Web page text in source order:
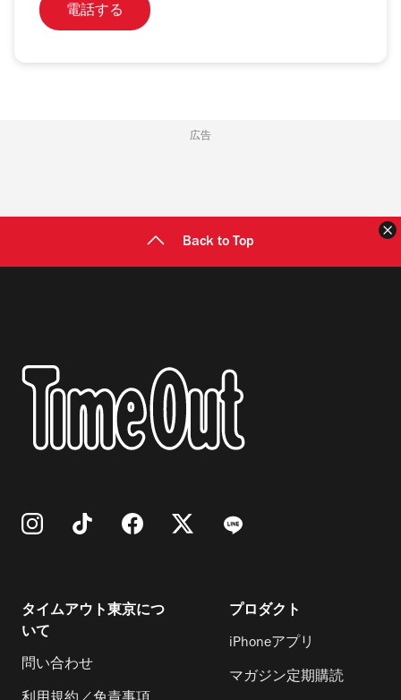
電話する
広告
Back to Top
タイムアウト東京につ
いて
問い合わせ
プロダクト
iPhoneアプリ
マガジン定期購読